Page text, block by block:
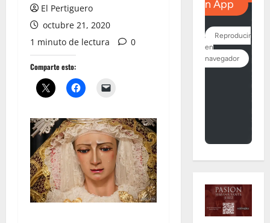
El Pertiguero
octubre 21, 2020
1 minuto de lectura
0
Comparte esto: